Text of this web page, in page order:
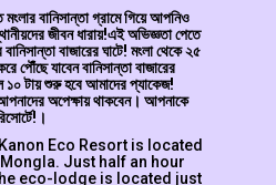
বানিসান্তা গ্রামে গিয়ে আপনিও
জীবন ধারায়!এই অভিজ্ঞতা পেতে
বাজারের ঘাটে! মংলা থেকে ২৫
পৌঁছে যাবেন বানিসান্তা বাজারের
১০ টায় শুরু হবে আমাদের প্যাকেজ!
অপেক্ষায় থাকবেন। আপনাকে
Eco Resort is located
Just half an hour
eco-lodge is located just